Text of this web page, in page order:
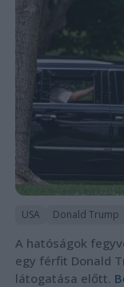
USA Donald Trump
A hatóságok
egy férfit Donald
látogatása előtt.